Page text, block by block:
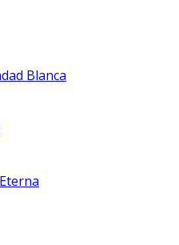
Blanca